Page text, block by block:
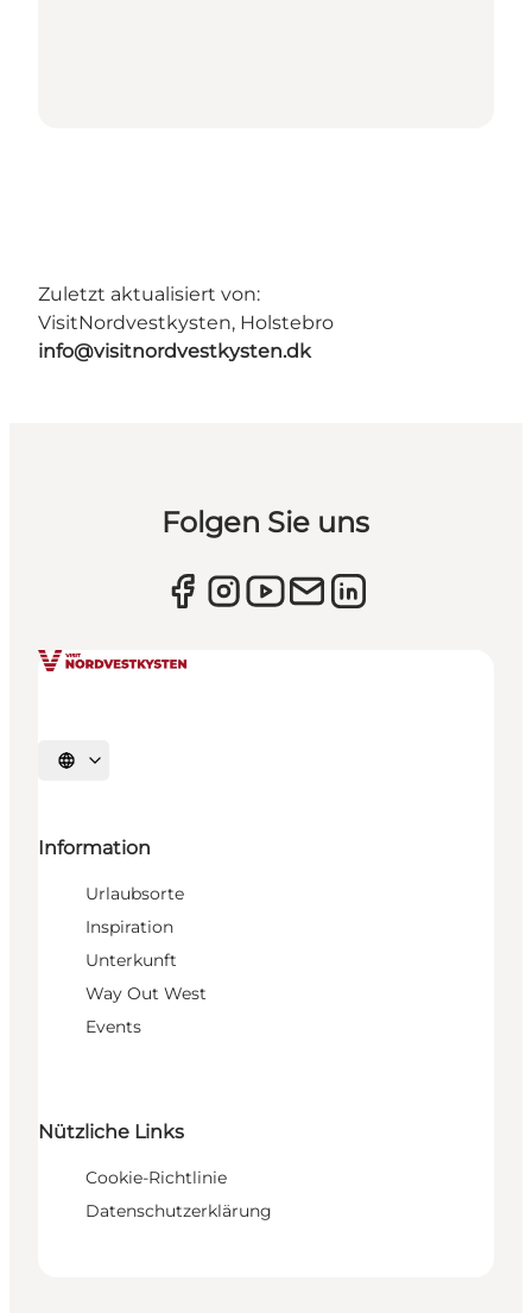
Zuletzt aktualisiert von:
VisitNordvestkysten, Holstebro
info@visitnordvestkysten.dk
Folgen Sie uns
Sprache auswählen
Information
Urlaubsorte
Inspiration
Unterkunft
Way Out West
Events
Nützliche Links
Cookie-Richtlinie
Datenschutzerklärung